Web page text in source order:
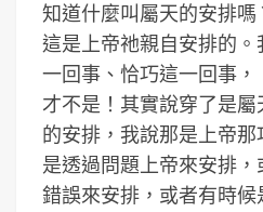
知道什麼叫屬天的安排嗎
這是上帝祂親自安排的
一回事、恰巧這一回事，
才不是！其實說穿了是
的安排，我說那是上帝
是透過問題上帝來安排
錯誤來安排，或者有時